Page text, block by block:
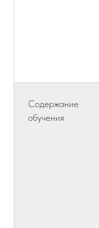
Содержание
обучения